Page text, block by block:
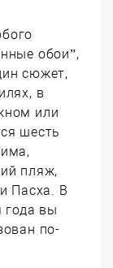
обои”,
сюжет,
в
или
шесть
пляж,
Пасха. В
года вы
по-